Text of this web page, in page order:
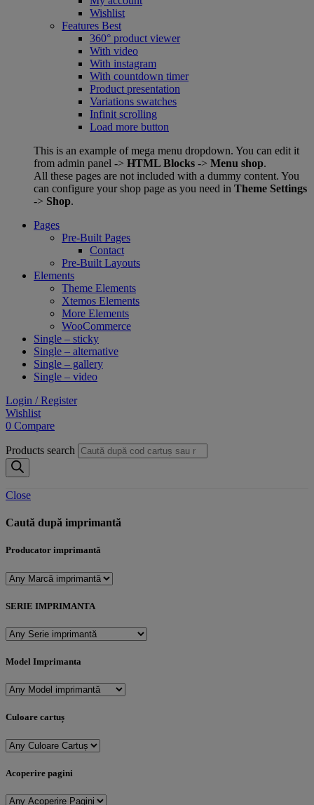
Wishlist
Features Best
360° product viewer
With video
With instagram
With countdown timer
Product presentation
Variations swatches
Infinit scrolling
Load more button
This is an example of mega menu dropdown. You can edit it
from admin panel -> HTML Blocks -> Menu shop.
All these pages are not included with a dummy content. You
can configure your shop page as you need in Theme Settings
-> Shop.
Pages
Pre-Built Pages
Contact
Pre-Built Layouts
Elements
Theme Elements
Xtemos Elements
More Elements
WooCommerce
Single – sticky
Single – alternative
Single – gallery
Single – video
Login / Register
Wishlist
0 Compare
Products search
Close
Caută după imprimantă
Producator imprimantă
SERIE IMPRIMANTA
Model Imprimanta
Culoare cartuș
Acoperire pagini